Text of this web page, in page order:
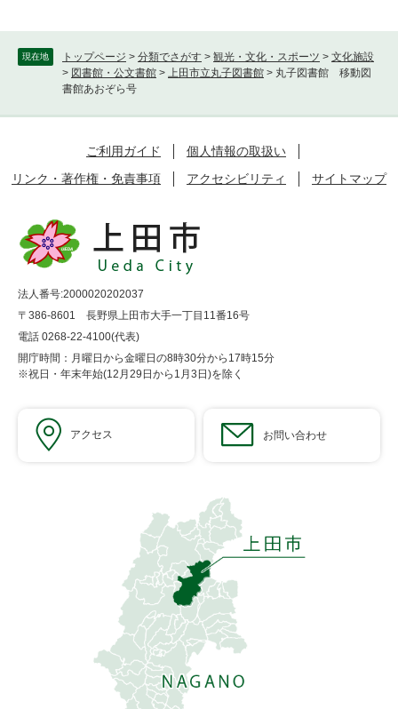
現在地 トップページ > 分類でさがす > 観光・文化・スポーツ > 文化施設
> 図書館・公文書館 > 上田市立丸子図書館 > 丸子図書館 移動図
書館あおぞら号
ご利用ガイド
個人情報の取扱い
リンク・著作権・免責事項
アクセシビリティ サイトマップ
法人番号:2000020202037
〒386-8601 長野県上田市大手一丁目11番16号
電話 0268-22-4100(代表)
開庁時間：月曜日から金曜日の8時30分から17時15分
※祝日・年末年始(12月29日から1月3日)を除く
アクセス お問い合わせ